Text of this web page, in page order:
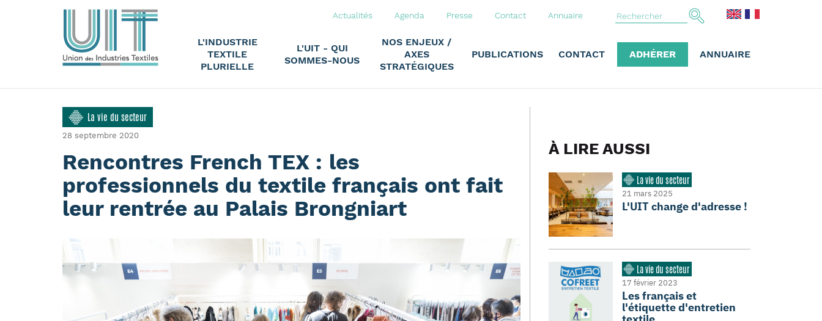
Actualités Agenda Presse Contact Annuaire
L'INDUSTRIE
TEXTILE
PLURIELLE
L'UIT - QUI
SOMMES-NOUS
NOS ENJEUX /
AXES
STRATÉGIQUES
PUBLICATIONS CONTACT ADHÉRER ANNUAIRE
La vie du secteur
28 septembre 2020
Rencontres French TEX : les
professionnels du textile français ont fait
leur rentrée au Palais Brongniart
À LIRE AUSSI
La vie du secteur
21 mars 2025
L'UIT change d'adresse !
La vie du secteur
17 février 2023
Les français et
l'étiquette d'entretien